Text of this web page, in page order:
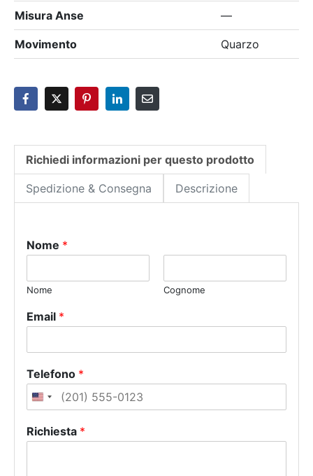
Misura Anse —
Movimento Quarzo
Richiedi informazioni per questo prodotto
Spedizione & Consegna Descrizione
Nome *
Nome Cognome
Email *
Telefono *
U
i
Richiesta *